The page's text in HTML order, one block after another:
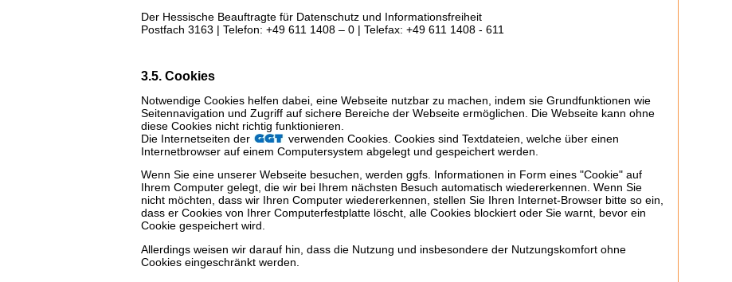
Der Hessische Beauftragte für Datenschutz und Informationsfreiheit
Postfach 3163 | Telefon: +49 611 1408 – 0 | Telefax: +49 611 1408 - 611
3.5. Cookies
Notwendige Cookies helfen dabei, eine Webseite nutzbar zu machen, indem sie Grundfunktionen wie
Seitennavigation und Zugriff auf sichere Bereiche der Webseite ermöglichen. Die Webseite kann ohne
diese Cookies nicht richtig funktionieren.
Die Internetseiten der
verwenden Cookies. Cookies sind Textdateien, welche über einen
Internetbrowser auf einem Computersystem abgelegt und gespeichert werden.
Wenn Sie eine unserer Webseite besuchen, werden ggfs. Informationen in Form eines "Cookie" auf
Ihrem Computer gelegt, die wir bei Ihrem nächsten Besuch automatisch wiedererkennen. Wenn Sie
nicht möchten, dass wir Ihren Computer wiedererkennen, stellen Sie Ihren Internet-Browser bitte so ein,
dass er Cookies von Ihrer Computerfestplatte löscht, alle Cookies blockiert oder Sie warnt, bevor ein
Cookie gespeichert wird.
Allerdings weisen wir darauf hin, dass die Nutzung und insbesondere der Nutzungskomfort ohne
Cookies eingeschränkt werden.